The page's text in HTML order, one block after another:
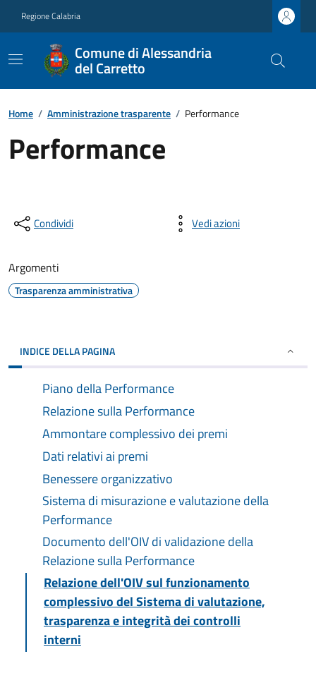
Regione Calabria
Comune di Alessandria
del Carretto
Home / Amministrazione trasparente / Performance
Performance
Condividi Vedi azioni
Argomenti
Trasparenza amministrativa
INDICE DELLA PAGINA
Piano della Performance
Relazione sulla Performance
Ammontare complessivo dei premi
Dati relativi ai premi
Benessere organizzativo
Sistema di misurazione e valutazione della
Performance
Documento dell'OIV di validazione della
Relazione sulla Performance
Relazione dell'OIV sul funzionamento
complessivo del Sistema di valutazione,
trasparenza e integrità dei controlli
interni